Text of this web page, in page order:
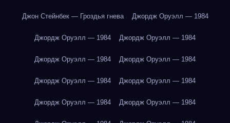
Джон Стейнбек — Гроздья гнева Джордж Оруэлл — 1984
Джордж Оруэлл — 1984 Джордж Оруэлл — 1984
Джордж Оруэлл — 1984 Джордж Оруэлл — 1984
Джордж Оруэлл — 1984 Джордж Оруэлл — 1984
Джордж Оруэлл — 1984 Джордж Оруэлл — 1984